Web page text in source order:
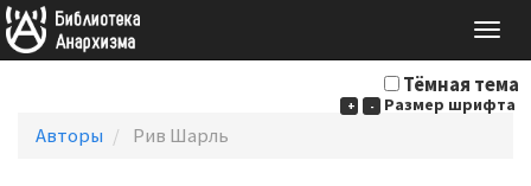
Тёмная тема
+ - Размер шрифта
Авторы Рив Шарль